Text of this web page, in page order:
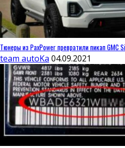
Тюнеры из PaxPower превратили пикап GMC
team autoKa 04.09.2021